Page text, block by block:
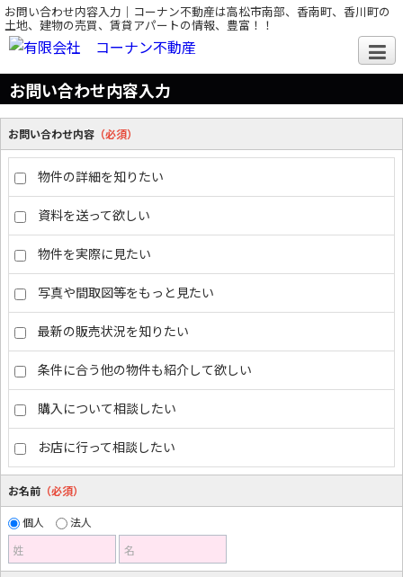
お問い合わせ内容入力｜コーナン不動産は高松市南部、香南町、香川町の
土地、建物の売買、賃貸アパートの情報、豊富！！
お問い合わせ内容入力
お問い合わせ内容 （必須）
物件の詳細を知りたい
資料を送って欲しい
物件を実際に見たい
写真や間取図等をもっと見たい
最新の販売状況を知りたい
条件に合う他の物件も紹介して欲しい
購入について相談したい
お店に行って相談したい
お名前 （必須）
個人
法人
姓
名